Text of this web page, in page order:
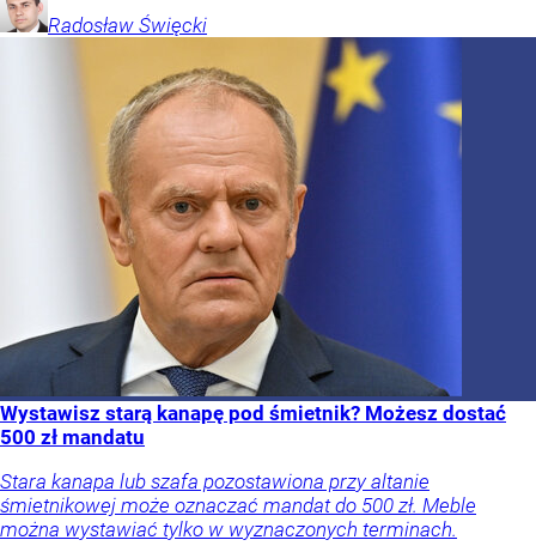
Radosław Święcki
Wystawisz starą kanapę pod śmietnik? Możesz dostać
500 zł mandatu
Stara kanapa lub szafa pozostawiona przy altanie
śmietnikowej może oznaczać mandat do 500 zł. Meble
można wystawiać tylko w wyznaczonych terminach.